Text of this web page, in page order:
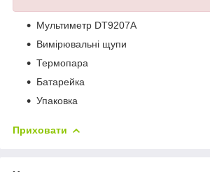
Мультиметр DT9207A
Вимірювальні щупи
Термопара
Батарейка
Упаковка
Приховати